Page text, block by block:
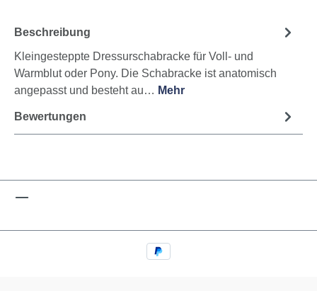
Beschreibung
Kleingesteppte Dressurschabracke für Voll- und
Warmblut oder Pony. Die Schabracke ist anatomisch
angepasst und besteht au… Mehr
Bewertungen